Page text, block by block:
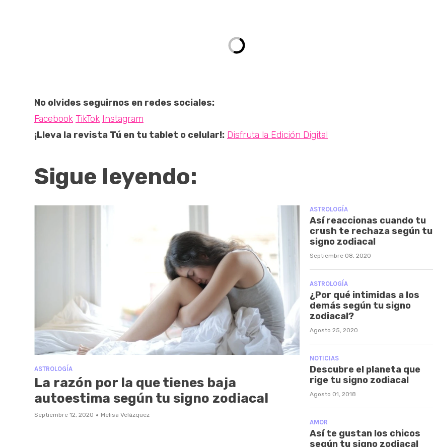
No olvides seguirnos en redes sociales:
Facebook TikTok Instagram
¡Lleva la revista Tú en tu tablet o celular!: Disfruta la Edición Digital
Sigue leyendo:
ASTROLOGÍA
La razón por la que tienes baja
autoestima según tu signo zodiacal
Septiembre 12, 2020 · Melisa Velázquez
ASTROLOGÍA
Así reaccionas cuando tu
crush te rechaza según tu
signo zodiacal
Septiembre 08, 2020
ASTROLOGÍA
¿Por qué intimidas a los
demás según tu signo
zodiacal?
Agosto 25, 2020
NOTICIAS
Descubre el planeta que
rige tu signo zodiacal
Agosto 01, 2018
AMOR
Así te gustan los chicos
según tu signo zodiacal